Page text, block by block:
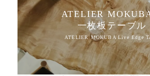
ATELIER
一枚板テーブル